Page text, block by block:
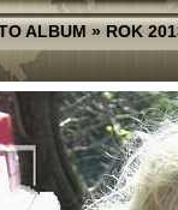
ALBUM»ROK